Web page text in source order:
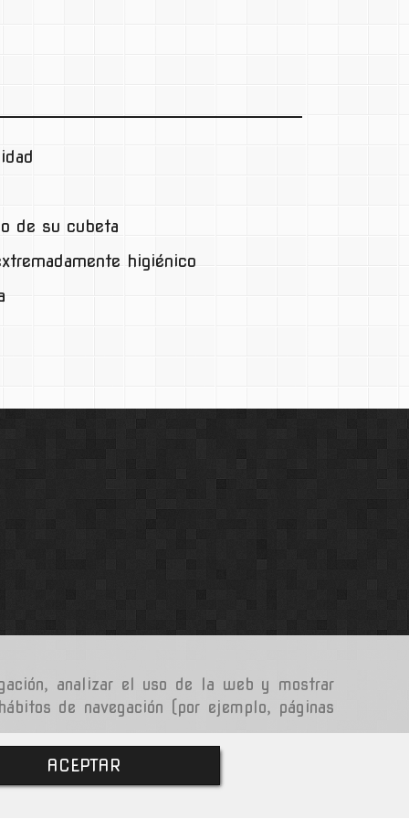
analizar el uso de la web y mostrar
de navegación (por ejemplo, páginas
ACEPTAR
de su cubeta
higiénico